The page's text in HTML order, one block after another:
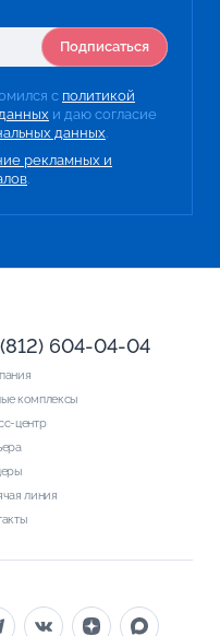
Подписаться
с политикой
и даю согласие
данных.
рекламных и
.
комплексы
центр
линия
(812) 604-04-04